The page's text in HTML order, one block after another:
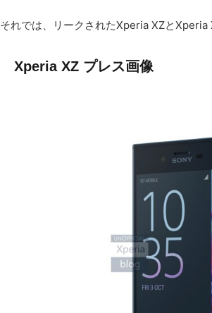
それでは、リークされたXperia XZとXperia
Xperia XZ プレス画像